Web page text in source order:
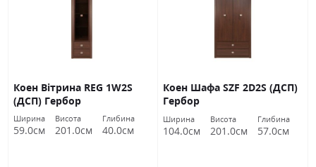
Коен Вітрина REG 1W2S
(ДСП) Гербор
Ширина
59.0см
Висота
201.0см
Глибина
40.0см
Коен Шафа SZF 2D2S (ДСП)
Гербор
Ширина
104.0см
Висота
201.0см
Глибина
57.0см